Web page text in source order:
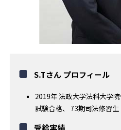
S.Tさん プロフィール
2019年 法政大学法科大学
試験合格、 73期司法修習生
受給実績